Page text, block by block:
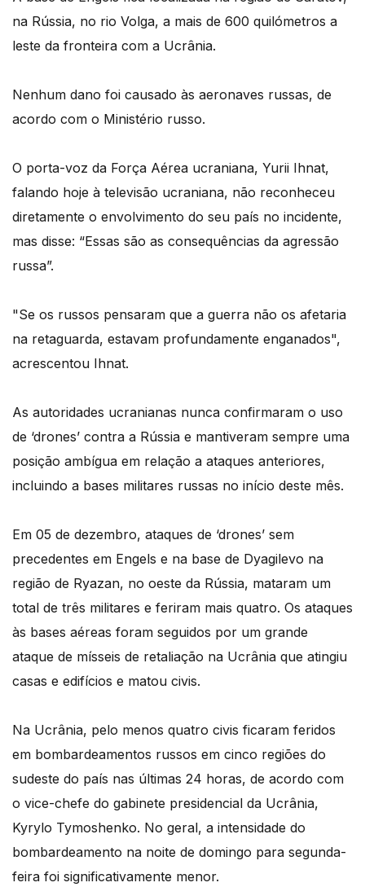
na Rússia, no rio Volga, a mais de 600 quilómetros a
leste da fronteira com a Ucrânia.
Nenhum dano foi causado às aeronaves russas, de
acordo com o Ministério russo.
O porta-voz da Força Aérea ucraniana, Yurii Ihnat,
falando hoje à televisão ucraniana, não reconheceu
diretamente o envolvimento do seu país no incidente,
mas disse: “Essas são as consequências da agressão
russa”.
"Se os russos pensaram que a guerra não os afetaria
na retaguarda, estavam profundamente enganados",
acrescentou Ihnat.
As autoridades ucranianas nunca confirmaram o uso
de ‘drones’ contra a Rússia e mantiveram sempre uma
posição ambígua em relação a ataques anteriores,
incluindo a bases militares russas no início deste mês.
Em 05 de dezembro, ataques de ‘drones’ sem
precedentes em Engels e na base de Dyagilevo na
região de Ryazan, no oeste da Rússia, mataram um
total de três militares e feriram mais quatro. Os ataques
às bases aéreas foram seguidos por um grande
ataque de mísseis de retaliação na Ucrânia que atingiu
casas e edifícios e matou civis.
Na Ucrânia, pelo menos quatro civis ficaram feridos
em bombardeamentos russos em cinco regiões do
sudeste do país nas últimas 24 horas, de acordo com
o vice-chefe do gabinete presidencial da Ucrânia,
Kyrylo Tymoshenko. No geral, a intensidade do
bombardeamento na noite de domingo para segunda-
feira foi significativamente menor.